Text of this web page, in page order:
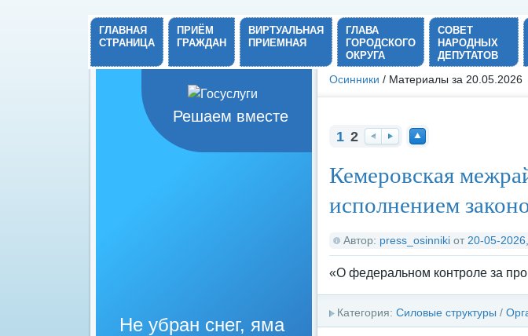
ГЛАВНАЯ
СТРАНИЦА
ПРИЁМ
ГРАЖДАН
ВИРТУАЛЬНАЯ
ПРИЕМНАЯ
ГЛАВА
ГОРОДСКОГО
ОКРУГА
СОВЕТ
НАРОДНЫХ
ДЕПУТАТОВ
Осинники / Материалы за 20.05.2026
1 2
за ер
ед
ве
Кемеровская
исполнением
Автор: press_osinniki от 20-05-
«О федеральном контроле за
Категория: Силовые структуры /
Решаем вместе
Не убран снег, яма